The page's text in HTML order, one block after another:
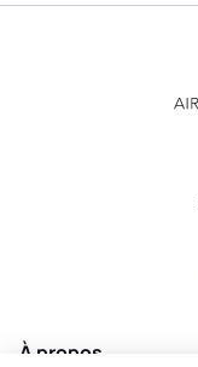
À propos